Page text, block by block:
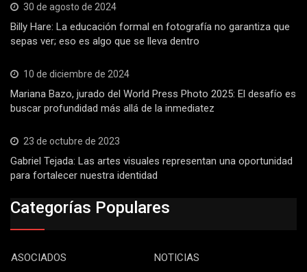
30 de agosto de 2024
Billy Hare: La educación formal en fotografía no garantiza que
sepas ver; eso es algo que se lleva dentro
10 de diciembre de 2024
Mariana Bazo, jurado del World Press Photo 2025: El desafío es
buscar profundidad más allá de la inmediatez
23 de octubre de 2023
Gabriel Tejada: Las artes visuales representan una oportunidad
para fortalecer nuestra identidad
Categorías Populares
ASOCIADOS NOTICIAS